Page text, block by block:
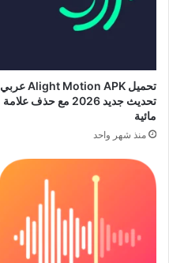
تحميل Alight Motion APK عربي
تحديث جديد 2026 مع حذف علامة
مائية
منذ شهر واحد